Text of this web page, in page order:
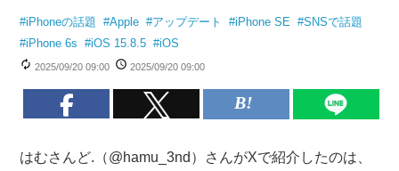
#iPhoneの話題 #Apple #アップデート #iPhone SE #SNSで話題
#iPhone 6s #iOS 15.8.5 #iOS
2025/09/20 09:00 2025/09/20 09:00
はむさんど.（@hamu_3nd）さんがXで紹介したのは、